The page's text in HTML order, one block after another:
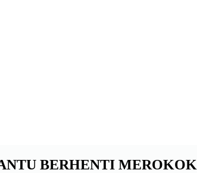
BERHENTI MEROKOK